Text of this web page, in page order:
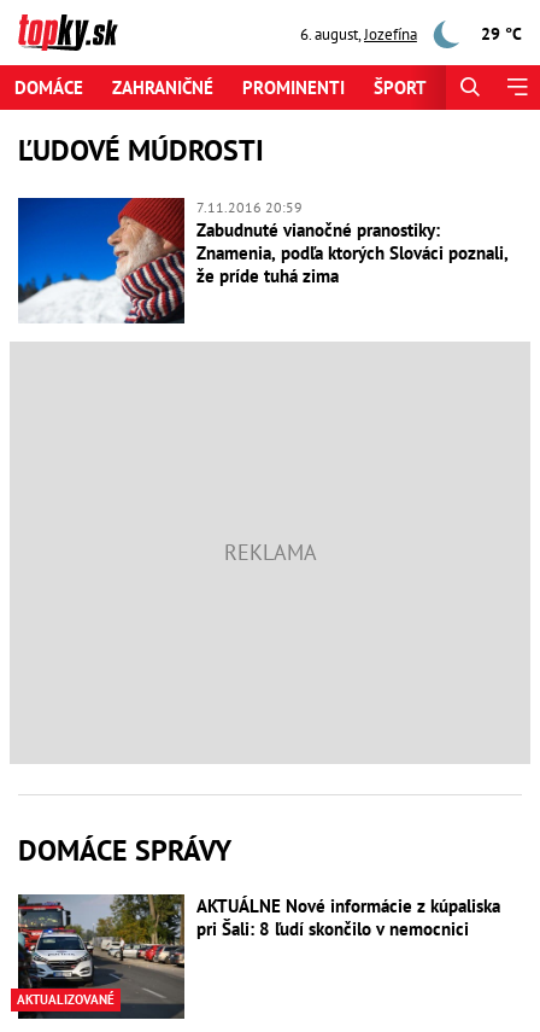
6. august,Jozefína 29 °C
DOMÁCE ZAHRANIČNÉ PROMINENTI ŠPORT
ĽUDOVÉ MÚDROSTI
7.11.2016 20:59
Zabudnuté vianočné pranostiky:
Znamenia, podľa ktorých Slováci poznali,
že príde tuhá zima
DOMÁCE SPRÁVY
AKTUALIZOVANÉ
AKTUÁLNE Nové informácie z kúpaliska
pri Šali: 8 ľudí skončilo v nemocnici